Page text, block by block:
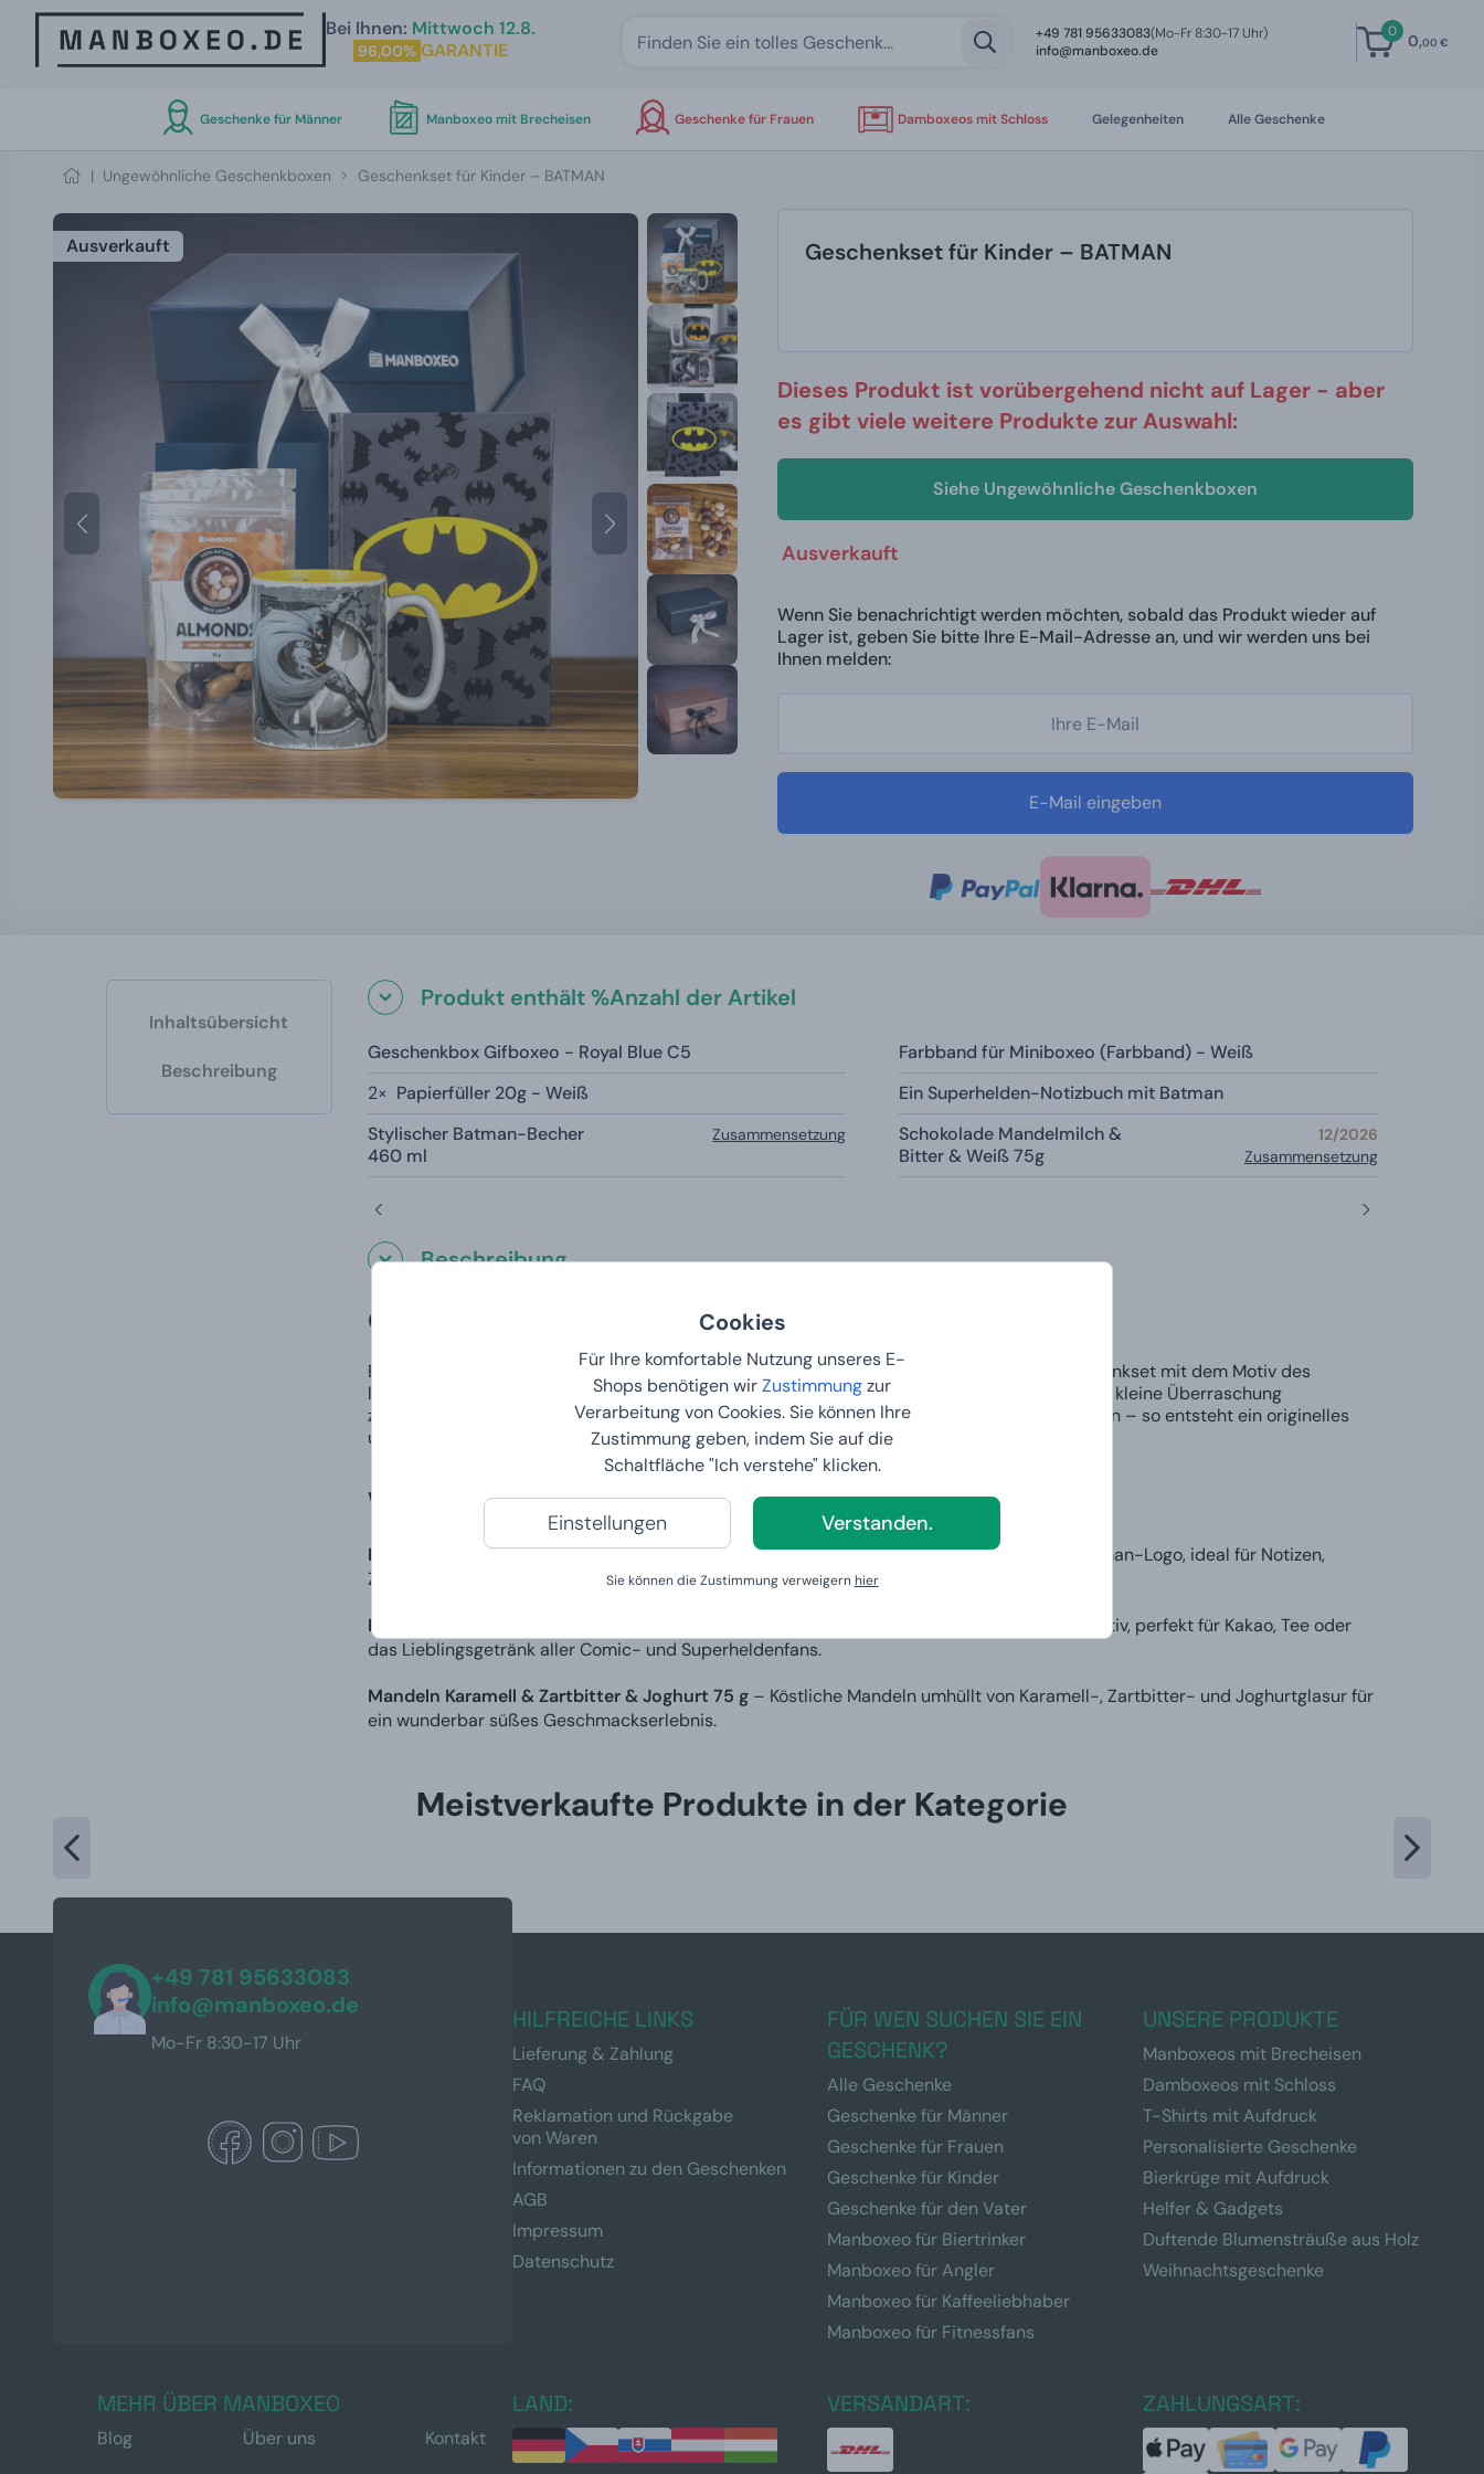
Cookies
Für Ihre komfortable Nutzung unseres E-
Shops benötigen wirZustimmungzur
Verarbeitung von Cookies. Sie können Ihre
Zustimmung geben, indem Sie auf die
Schaltfläche "Ich verstehe" klicken.
Einstellungen Verstanden.
Sie können die Zustimmung verweigernhier
Bei Ihnen: Mittwoch 12.8.
96,00% GARANTIE
+49 781 95633083(Mo-Fr 8:30-17 Uhr)
info@manboxeo.de
0 0,00 €
Geschenke für Männer Manboxeo mit Brecheisen Geschenke für Frauen Damboxeos mit Schloss Gelegenheiten Alle Geschenke
| Ungewöhnliche Geschenkboxen Geschenkset für Kinder – BATMAN
Ausverkauft Geschenkset für Kinder – BATMAN
Dieses Produkt ist vorübergehend nicht auf Lager - aber
es gibt viele weitere Produkte zur Auswahl:
Siehe Ungewöhnliche Geschenkboxen
Ausverkauft
Wenn Sie benachrichtigt werden möchten, sobald das Produkt wieder auf
Lager ist, geben Sie bitte Ihre E-Mail-Adresse an, und wir werden uns bei
Ihnen melden:
E-Mail eingeben
Inhaltsübersicht
Beschreibung
Produkt enthält %Anzahl der Artikel
Geschenkbox Gifboxeo - Royal Blue C5
Farbband für Miniboxeo (Farbband) - Weiß
2× Papierfüller 20g - Weiß
Ein Superhelden-Notizbuch mit Batman
Stylischer Batman-Becher
460 ml
Zusammensetzung
Schokolade Mandelmilch &
Bitter & Weiß 75g
12/2026
Zusammensetzung
Beschreibung
Geschenkset für Kinder – BATMAN
Ein kleines Geschenk, das jedem kleinen Batman-Fan große Freude bereitet! Dieses Geschenkset mit dem Motiv des
legendären dunklen Ritters eignet sich perfekt zum Geburtstag, Namenstag oder einfach als kleine Überraschung
zwischendurch. Besonders praktisch ist die Möglichkeit, die Box individuell zu personalisieren – so entsteht ein originelles
und persönliches Geschenk speziell für den Beschenkten.
Was befindet sich in der Box?
Notizbuch DC Comics Batman Logo – A5– Stylisches Notizbuch mit dem ikonischen Batman-Logo, ideal für Notizen,
Zeichnungen, Schulideen oder geheime Superheldenpläne.
Keramikbecher DC Comics Batman – 460 ml
– Origineller Keramikbecher mit Batman-Motiv, perfekt für Kakao, Tee oder
das Lieblingsgetränk aller Comic- und Superheldenfans.
Mandeln Karamell & Zartbitter & Joghurt 75 g– Köstliche Mandeln umhüllt von Karamell-, Zartbitter- und Joghurtglasur für
ein wunderbar süßes Geschmackserlebnis.
Meistverkaufte Produkte in der Kategorie
+49 781 95633083
info@manboxeo.de
Mo-Fr 8:30-17 Uhr
HILFREICHE LINKS
Lieferung & Zahlung
FAQ
Reklamation und Rückgabe
von Waren
Informationen zu den Geschenken
AGB
Impressum
Datenschutz
FÜR WEN SUCHEN SIE EIN
GESCHENK?
Alle Geschenke
Geschenke für Männer
Geschenke für Frauen
Geschenke für Kinder
Geschenke für den Vater
Manboxeo für Biertrinker
Manboxeo für Angler
Manboxeo für Kaffeeliebhaber
Manboxeo für Fitnessfans
UNSERE PRODUKTE
Manboxeos mit Brecheisen
Damboxeos mit Schloss
T-Shirts mit Aufdruck
Personalisierte Geschenke
Bierkrüge mit Aufdruck
Helfer & Gadgets
Duftende Blumensträuße aus Holz
Weihnachtsgeschenke
MEHR ÜBER MANBOXEO
Blog Über uns Kontakt
LAND: VERSANDART: ZAHLUNGSART: